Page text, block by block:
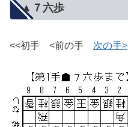
▲７六歩
<<初手 <前の手 次の手>